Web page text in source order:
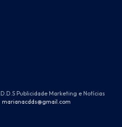
Publicidade Marketing e Notícias
marianacdds@gmail.com